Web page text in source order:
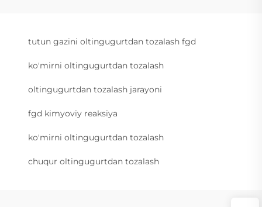
tutun gazini oltingugurtdan tozalash fgd
ko'mirni oltingugurtdan tozalash
oltingugurtdan tozalash jarayoni
fgd kimyoviy reaksiya
ko'mirni oltingugurtdan tozalash
chuqur oltingugurtdan tozalash